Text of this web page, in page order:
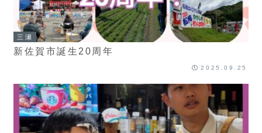
三瀬
新佐賀市誕生20周年
2025.09.25